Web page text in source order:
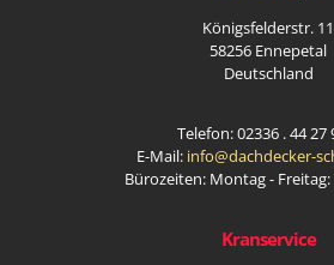
Königsfelderstr. 11
58256 Ennepetal
Deutschland
Telefon:02336 . 44 27
E-Mail: info@dachdecker-
Bürozeiten: Montag - Freitag:
Kranservice